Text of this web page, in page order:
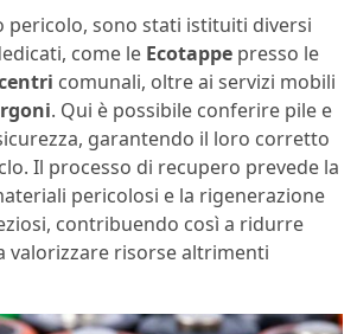
pericolo, sono stati istituiti diversi
come le Ecotappe presso le
comunali, oltre ai servizi mobili
. Qui è possibile conferire pile e
garantendo il loro corretto
Il processo di recupero prevede la
pericolosi e la rigenerazione
contribuendo così a ridurre
valorizzare risorse altrimenti